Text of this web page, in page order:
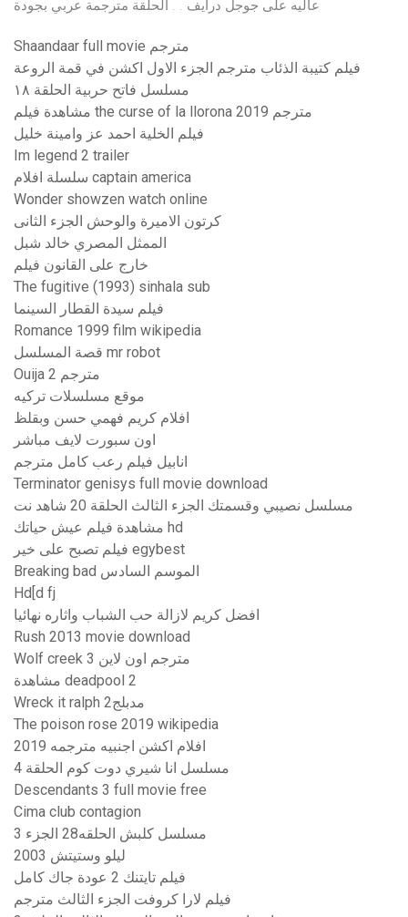
عاليه على جوجل درايف . . الحلقة مترجمة عربي بجودة
Shaandaar full movie مترجم
فيلم كتيبة الذئاب مترجم الجزء الاول اكشن في قمة الروعة
مسلسل فاتح حربية الحلقة ١٨
مشاهدة فيلم the curse of la llorona 2019 مترجم
فيلم الخلية احمد عز وامينة خليل
Im legend 2 trailer
سلسلة افلام captain america
Wonder showzen watch online
كرتون الاميرة والوحش الجزء الثانى
الممثل المصري خالد شبل
خارج على القانون فيلم
The fugitive (1993) sinhala sub
فيلم سيدة القطار السينما
Romance 1999 film wikipedia
قصة المسلسل mr robot
Ouija 2 مترجم
موقع مسلسلات تركيه
افلام كريم فهمي حسن وبقلظ
اون سبورت لايف مباشر
انابيل فيلم رعب كامل مترجم
Terminator genisys full movie download
مسلسل نصيبي وقسمتك الجزء الثالث الحلقة 20 شاهد نت
مشاهدة فيلم عيش حياتك hd
فيلم تصبح على خير egybest
Breaking bad الموسم السادس
Hd[d fj
افضل كريم لازالة حب الشباب واثاره نهائيا
Rush 2013 movie download
Wolf creek 3 مترجم اون لاين
مشاهدة deadpool 2
Wreck it ralph مدبلج2
The poison rose 2019 wikipedia
افلام اكشن اجنبيه مترجمه 2019
مسلسل انا شيري دوت كوم الحلقة 4
Descendants 3 full movie free
Cima club contagion
مسلسل كلبش الحلقه28 الجزء 3
ليلو وستيتش 2003
فيلم تايتنك 2 عودة جاك كامل
فيلم لارا كروفت الجزء الثالث مترجم